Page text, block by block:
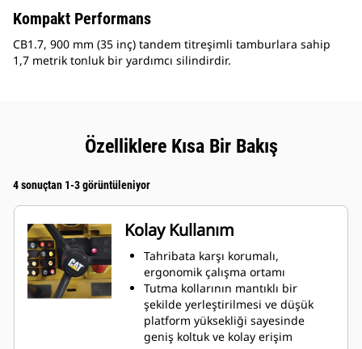
Kompakt Performans
CB1.7, 900 mm (35 inç) tandem titreşimli tamburlara sahip
1,7 metrik tonluk bir yardımcı silindirdir.
Özelliklere Kısa Bir Bakış
4 sonuçtan 1-3 görüntüleniyor
Kolay Kullanım
Tahribata karşı korumalı,
ergonomik çalışma ortamı
Tutma kollarının mantıklı bir
şekilde yerleştirilmesi ve düşük
platform yüksekliği sayesinde
geniş koltuk ve kolay erişim